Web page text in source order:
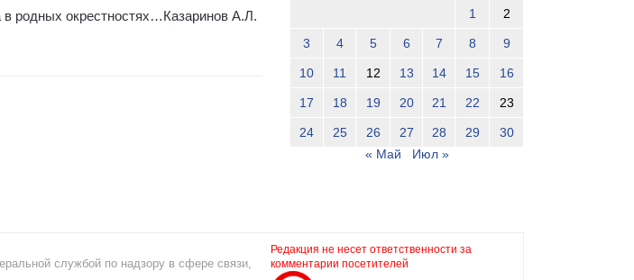
родных окрестностях…Казаринов А.Л. 1 2
3 4 5 6 7 8 9
10 11 12 13 14 15 16
17 18 19 20 21 22 23
24 25 26 27 28 29
30
« Май
Июл »
службой по надзору в сфере связи,
Редакция не несет ответственности за
комментарии посетителей